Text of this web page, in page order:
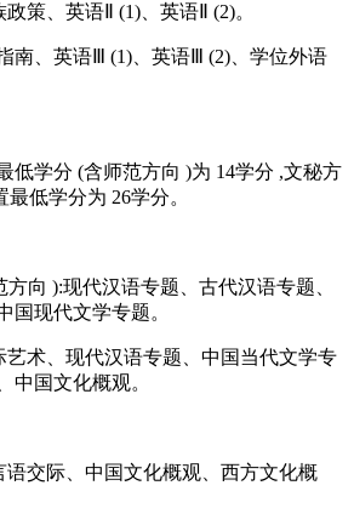
策、英语Ⅱ (1)、英语Ⅱ (2)。
南、英语Ⅲ (1)、英语Ⅲ (2)、学位外语
低学分 (含师范方向 )为 14学分 ,文秘方
低学分为 26学分。
向 ):现代汉语专题、古代汉语专题、
国现代文学专题。
艺术、现代汉语专题、中国当代文学专
中国文化概观。
语交际、中国文化概观、西方文化概